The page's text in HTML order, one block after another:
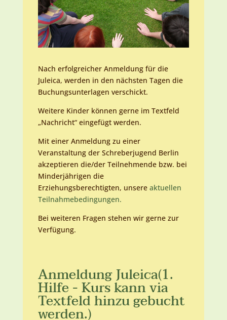
Nach erfolgreicher Anmeldung für die
Juleica, werden in den nächsten Tagen die
Buchungsunterlagen verschickt.
Weitere Kinder können gerne im Textfeld
„Nachricht“ eingefügt werden.
Mit einer Anmeldung zu einer
Veranstaltung der Schreberjugend Berlin
akzeptieren die/der Teilnehmende bzw. bei
Minderjährigen die
Erziehungsberechtigten, unsere aktuellen
Teilnahmebedingungen.
Bei weiteren Fragen stehen wir gerne zur
Verfügung.
Anmeldung Juleica(1.
Hilfe - Kurs kann via
Textfeld hinzu gebucht
werden.)